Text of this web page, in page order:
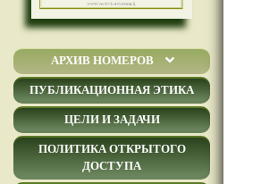
АРХИВ НОМЕРОВ
ПУБЛИКАЦИОННАЯ ЭТИКА
ЦЕЛИ И ЗАДАЧИ
ПОЛИТИКА ОТКРЫТОГО
ДОСТУПА